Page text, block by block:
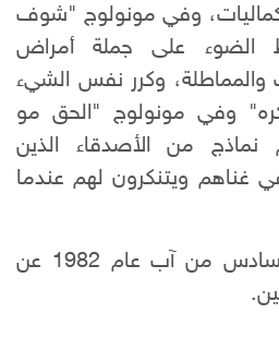
وفي مونولوج "شوف
على جملة أمراض
والمماطلة، وكرر نفس الشيء
وفي مونولوج "الحق مو
من الأصدقاء الذين
ويتنكرون لهم عندما
رحل "الأغواني" في السادس من آب عام 1982 عن